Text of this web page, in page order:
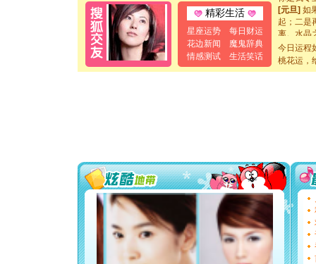
精彩生活
星座运势
每日财运
花边新闻
魔鬼辞典
情感测试
生活笑话
[元旦] 如
起；二是
离。水晶
[元旦]当
泣，这痛
卖了。水
你太多，
要平安！
[圣诞节]
能正大
都要快乐
[圣诞节]
如意,快
[元旦]
看
断电。
今日运程
桃花运，